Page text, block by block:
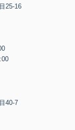
25-16
40-7